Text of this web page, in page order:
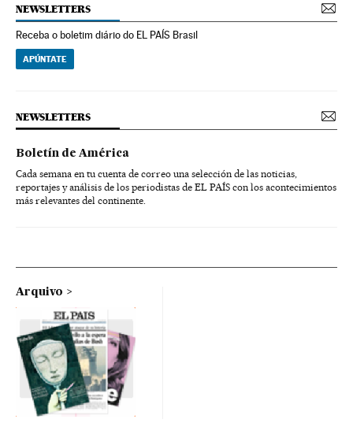
NEWSLETTERS
Receba o boletim diário do EL PAÍS Brasil
APÚNTATE
NEWSLETTERS
Boletín de América
Cada semana en tu cuenta de correo una selección de las noticias,
reportajes y análisis de los periodistas de EL PAÍS con los acontecimientos
más relevantes del continente.
Arquivo